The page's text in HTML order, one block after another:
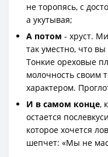
не торопясь, с
а укутывая;
А потом - хруст.
так уместно, что
Тонкие ореховые
молочность своим
характером.
И в самом конце,
остается
которое хочется
шепчет: «Мы не